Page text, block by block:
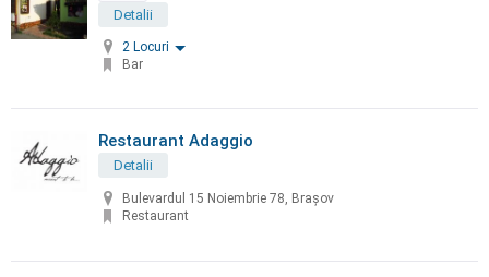
Detalii
2 Locuri
Bar
Restaurant Adaggio
Detalii
Bulevardul 15 Noiembrie 78, Brașov
Restaurant